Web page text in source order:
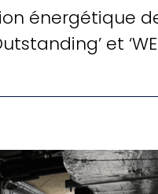
énergétique
et